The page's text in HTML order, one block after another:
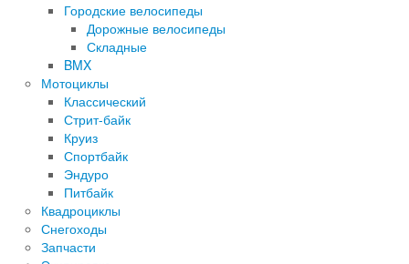
Городские велосипеды
Дорожные велосипеды
Складные
BMX
Мотоциклы
Классический
Стрит-байк
Круиз
Спортбайк
Эндуро
Питбайк
Квадроциклы
Снегоходы
Запчасти